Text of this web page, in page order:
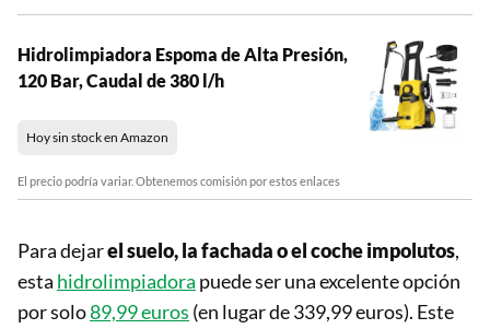
Hidrolimpiadora Espoma de Alta Presión,
120 Bar, Caudal de 380 l/h
Hoy sin stock en Amazon
El precio podría variar. Obtenemos comisión por estos enlaces
Para dejarel suelo, la fachada o el coche impolutos,
esta hidrolimpiadora puede ser una excelente opción
por solo89,99 euros (en lugar de 339,99 euros). Este